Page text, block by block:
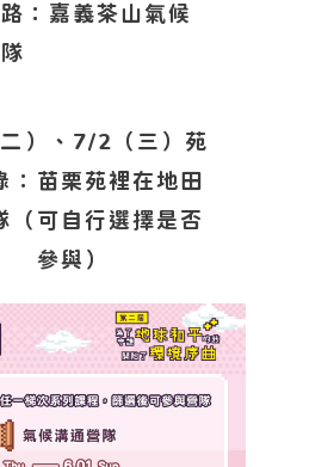
：嘉義茶山氣候
）、7/2（三）苑
：苗栗苑裡在地田
（可自行選擇是否
參與）